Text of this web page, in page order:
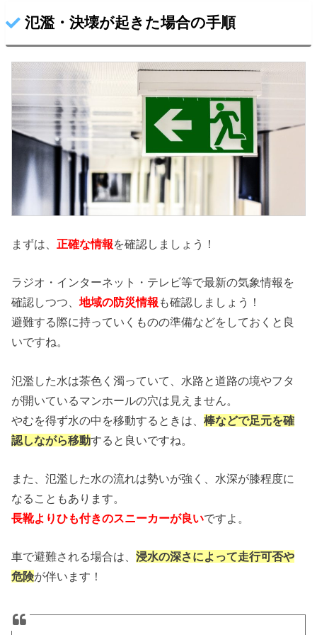
氾濫・決壊が起きた場合の手順
まずは、 正確な情報を確認しましょう！
ラジオ・インターネット・テレビ等で最新の気象情報を
確認しつつ、地域の防災情報 も確認しましょう！
避難する際に持っていくものの準備などをしておくと良
いですね。
氾濫した水は茶色く濁っていて、水路と道路の境やフタ
が開いているマンホールの穴は見えません。
やむを得ず水の中を移動するときは、棒などで足元を確
認しながら移動すると良いですね。
また、氾濫した水の流れは勢いが強く、水深が膝程度に
なることもあります。
長靴よりひも付きのスニーカーが良いですよ。
車で避難される場合は、浸水の深さによって走行可否や
危険が伴います！